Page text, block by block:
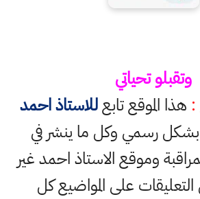
وتقبلو تحياتي
: هذا الموقع تابعللاستاذ احمد
بشكل رسمي وكل ما ينشر في
وموقع الاستاذ احمد غير
على المواضيع كل